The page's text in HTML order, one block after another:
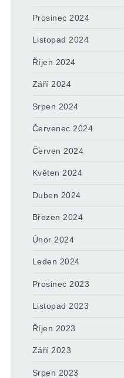
Prosinec 2024
Listopad 2024
Říjen 2024
Září 2024
Srpen 2024
Červenec 2024
Červen 2024
Květen 2024
Duben 2024
Březen 2024
Únor 2024
Leden 2024
Prosinec 2023
Listopad 2023
Říjen 2023
Září 2023
Srpen 2023